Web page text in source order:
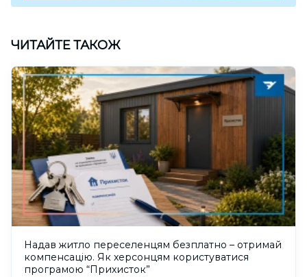
ЧИТАЙТЕ ТАКОЖ
Надав житло переселенцям безплатно – отримай
компенсацію. Як херсонцям користуватися
програмою “Прихисток”